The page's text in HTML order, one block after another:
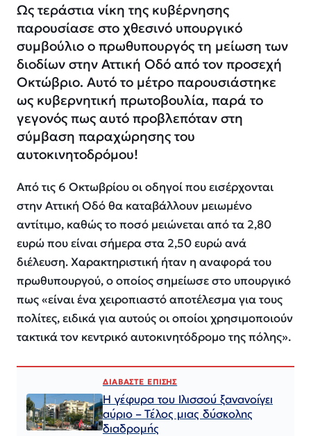
Ως τεράστια νίκη της κυβέρνησης
παρουσίασε στο χθεσινό υπουργικό
συμβούλιο ο πρωθυπουργός τη μείωση των
διοδίων στην Αττική Οδό από τον προσεχή
Οκτώβριο. Αυτό το μέτρο παρουσιάστηκε
ως κυβερνητική πρωτοβουλία, παρά το
γεγονός πως αυτό προβλεπόταν στη
σύμβαση παραχώρησης του
αυτοκινητοδρόμου!
Από τις 6 Οκτωβρίου οι οδηγοί που εισέρχονται
στην Αττική Οδό θα καταβάλλουν μειωμένο
αντίτιμο, καθώς το ποσό μειώνεται από τα 2,80
ευρώ που είναι σήμερα στα 2,50 ευρώ ανά
διέλευση. Χαρακτηριστική ήταν η αναφορά του
πρωθυπουργού, ο οποίος σημείωσε στο υπουργικό
πως «είναι ένα χειροπιαστό αποτέλεσμα για τους
πολίτες, ειδικά για αυτούς οι οποίοι χρησιμοποιούν
τακτικά τον κεντρικό αυτοκινητόδρομο της πόλης».
ΔΙΑΒΑΣΤΕ ΕΠΙΣΗΣ
Η γέφυρα του Ιλισσού ξανανοίγει
αύριο – Τέλος μιας δύσκολης
διαδρομής